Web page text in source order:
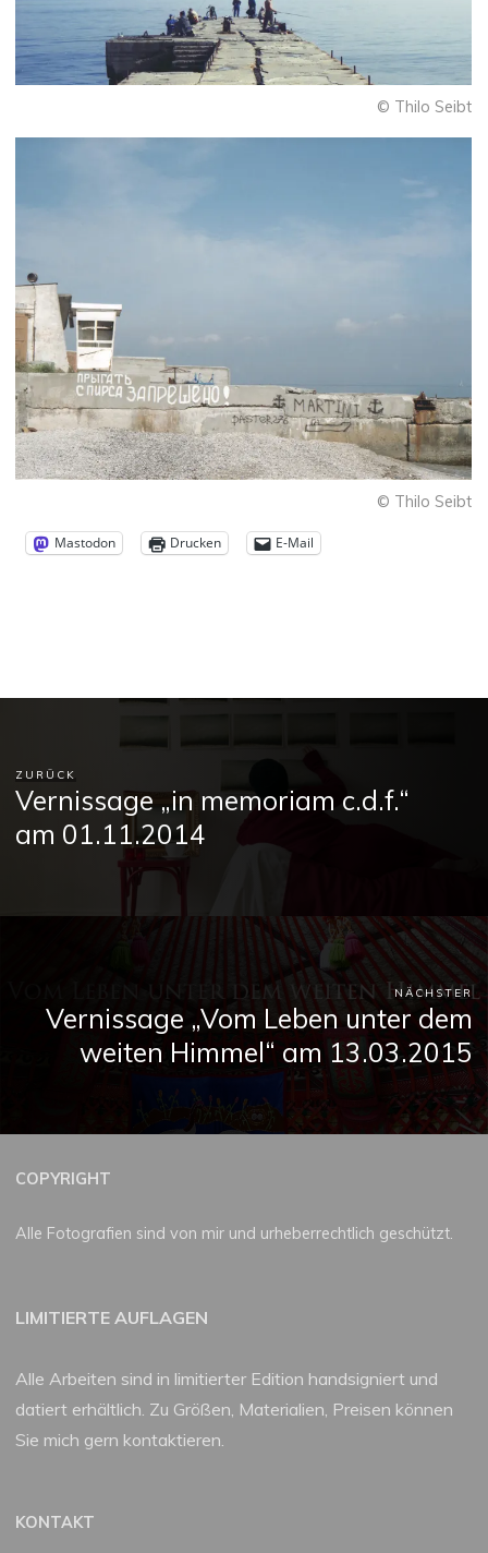
© Thilo Seibt
© Thilo Seibt
Mastodon Drucken E-Mail
ZURÜCK
Vernissage „in memoriam c.d.f.“
am 01.11.2014
NÄCHSTER
Vernissage „Vom Leben unter dem
weiten Himmel“ am 13.03.2015
COPYRIGHT
Alle Fotografien sind von mir und urheberrechtlich geschützt.
LIMITIERTE AUFLAGEN
Alle Arbeiten sind in limitierter Edition handsigniert und
datiert erhältlich. Zu Größen, Materialien, Preisen können
Sie mich gern kontaktieren.
KONTAKT